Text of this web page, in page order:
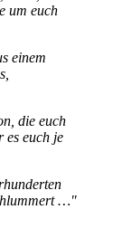
um euch
einem
die euch
es euch je
…"